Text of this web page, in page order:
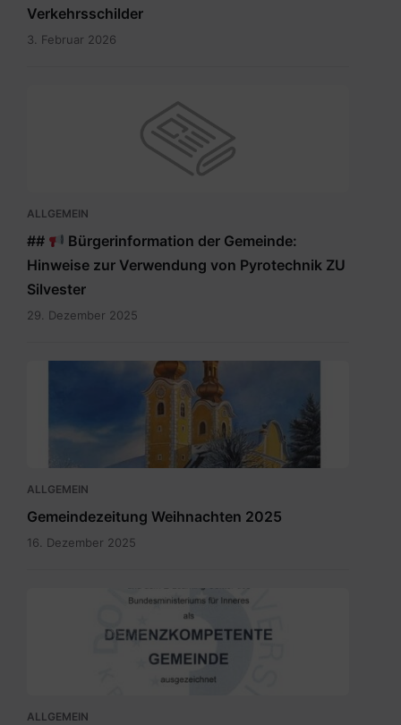
Verkehrsschilder
3. Februar 2026
ALLGEMEIN
##
Bürgerinformation der Gemeinde:
Hinweise zur Verwendung von Pyrotechnik ZU
Silvester
29. Dezember 2025
ALLGEMEIN
Gemeindezeitung Weihnachten 2025
16. Dezember 2025
SKM_C300i25110709150.jpg
ALLGEMEIN